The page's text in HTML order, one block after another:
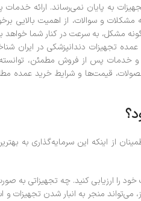
به پایان نمی‌رساند. ارائه
مشکلات و سوالات، از اهمیت بالایی
مشکل، به سرعت در کنار شما خواهد
عمده تجهیزات دندانپزشکی در ایران
و خدمات پس از فروش مطمئن،
قیمت‌ها و شرایط خرید عمده
از اینکه این سرمایه‌گذاری به
را ارزیابی کنید. چه تجهیزاتی به
می‌تواند منجر به انبار شدن تجهیزات